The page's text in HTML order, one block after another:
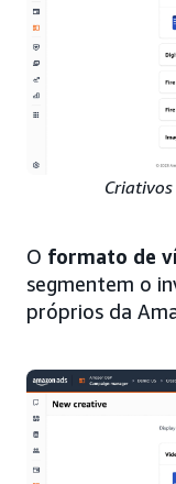
O formato de
segmentem o
próprios da